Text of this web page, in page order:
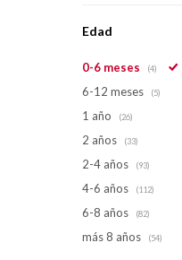
Edad
0-6 meses (4)
6-12 meses (5)
1 año (26)
2 años (33)
2-4 años (93)
4-6 años (112)
6-8 años (82)
más 8 años (54)